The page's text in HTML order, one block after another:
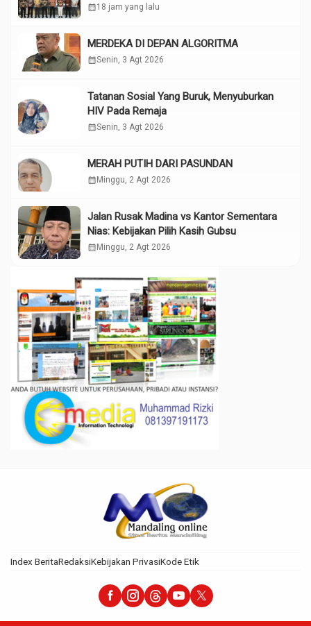
calendar_month18 jam yang lalu
MERDEKA DI DEPAN ALGORITMA
calendar_monthSenin, 3 Agt 2026
Tatanan Sosial Yang Buruk, Menyuburkan
HIV Pada Remaja
calendar_monthSenin, 3 Agt 2026
MERAH PUTIH DARI PASUNDAN
calendar_month Minggu, 2 Agt 2026
Jalan Rusak Madina vs Kantor Sementara
Nias: Kebijakan Pilih Kasih Gubsu
calendar_month Minggu, 2 Agt 2026
Index BeritaRedaksiKebijakan PrivasiKode Etik